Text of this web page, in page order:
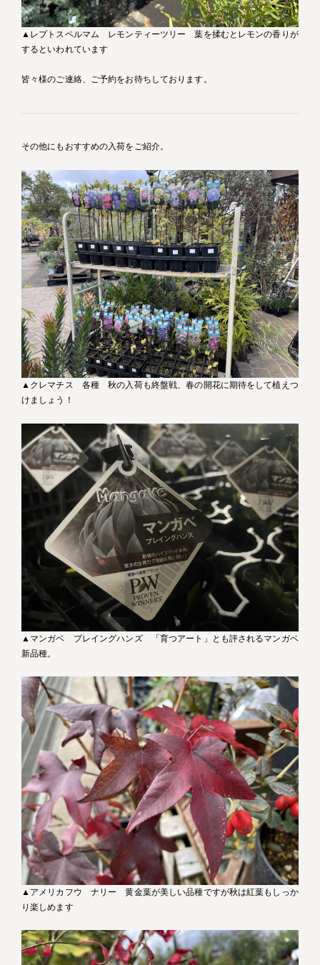
▲レプトスペルマム レモンティーツリー 葉を揉むとレモンの香りが
するといわれています
皆々様のご連絡、ご予約をお待ちしております。
その他にもおすすめの入荷をご紹介。
▲クレマチス 各種 秋の入荷も終盤戦、春の開花に期待をして植えつ
けましょう！
▲マンガベ プレイングハンズ 「育つアート」とも評されるマンガベ
新品種。
▲アメリカフウ ナリー 黄金葉が美しい品種ですが秋は紅葉もしっか
り楽しめます